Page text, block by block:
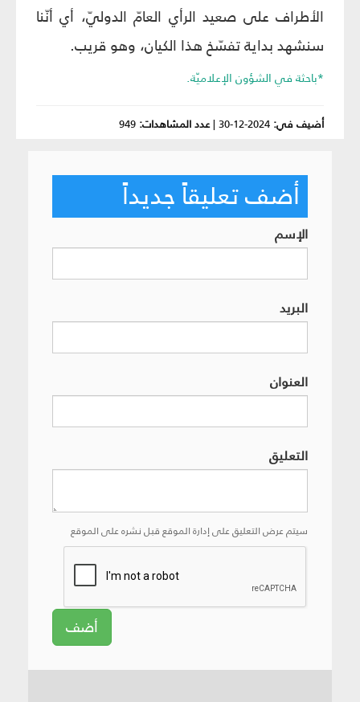
الأطراف على صعيد الرأي العامّ الدوليّ، أي أنّنا
سنشهد بداية تفسّخ هذا الكيان، وهو قريب.
*باحثة في الشؤون الإعلاميّة.
أضيف في: 2024-12-30
|عدد المشاهدات: 949
أضف تعليقاً جديداً
الإسم
البريد
العنوان
التعليق
سيتم عرض التعليق على إدارة الموقع قبل نشره على الموقع
أضف